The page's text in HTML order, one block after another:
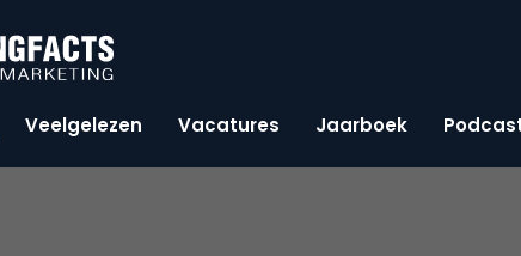
Veelgelezen Vacatures Jaarboek